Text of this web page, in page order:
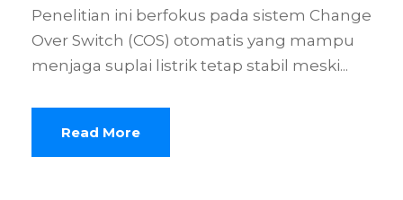
Penelitian ini berfokus pada sistem Change
Over Switch (COS) otomatis yang mampu
menjaga suplai listrik tetap stabil meski...
Read More